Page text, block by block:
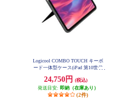
Logicool COMBO TOUCH キーボ
ード一体型ケース(iPad 第10世代
24,750円
(税込)
発送目安: 即納（在庫あり）
(2件)